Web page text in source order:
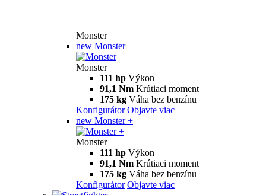
Monster
new Monster
Monster
111 hp Výkon
91,1 Nm Krútiaci moment
175 kg Váha bez benzínu
Konfigurátor Objavte viac
new Monster +
Monster +
111 hp Výkon
91,1 Nm Krútiaci moment
175 kg Váha bez benzínu
Konfigurátor Objavte viac